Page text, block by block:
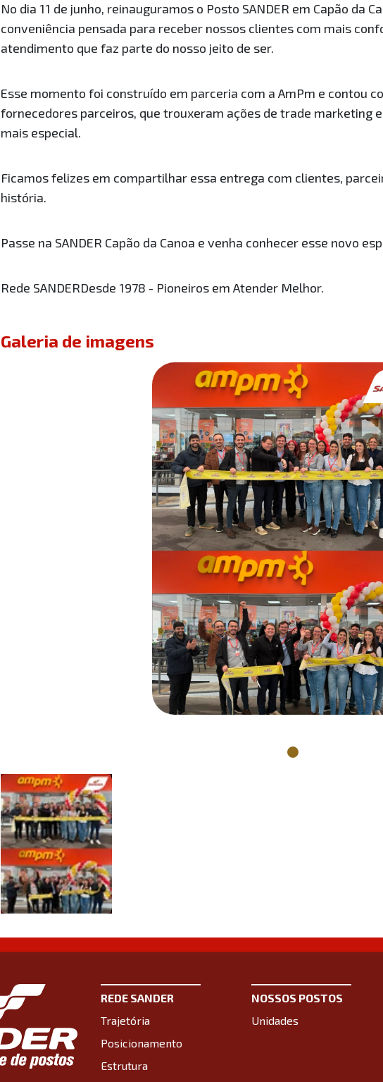
No dia 11 de junho, reinauguramos o Posto SANDER em Capão da
conveniência pensada para receber nossos clientes com mais
atendimento que faz parte do nosso jeito de ser.
Esse momento foi construído em parceria com a AmPm e contou
fornecedores parceiros, que trouxeram ações de trade marketing
mais especial.
Ficamos felizes em compartilhar essa entrega com clientes,
história.
Passe na SANDER Capão da Canoa e venha conhecer esse novo
Rede SANDERDesde 1978 - Pioneiros em Atender Melhor.
Galeria de imagens
REDE SANDER
Trajetória
Posicionamento
Estrutura
NOSSOS POSTOS
Unidades